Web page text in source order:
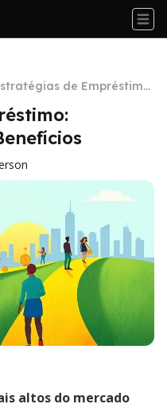
de Empréstimo:
Maximizando Seus Benefíci
altos do mercado